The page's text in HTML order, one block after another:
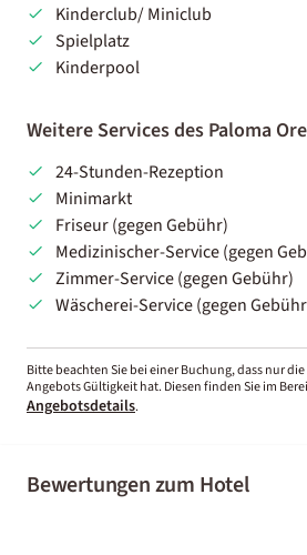
Kinderclub/ Miniclub
Spielplatz
Kinderpool
Weitere Services des Paloma
24-Stunden-Rezeption
Minimarkt
Friseur (gegen Gebühr)
Medizinischer-Service (gegen
Zimmer-Service (gegen Gebühr)
Wäscherei-Service (gegen
Bitte beachten Sie bei einer Buchung, dass nur
Angebots Gültigkeit hat. Diesen finden Sie im
Angebotsdetails.
Bewertungen zum Hotel